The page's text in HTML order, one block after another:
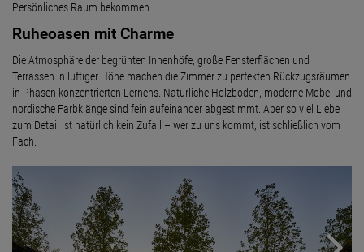
Persönliches Raum bekommen.
Ruheoasen mit Charme
Die Atmosphäre der begrünten Innenhöfe, große Fensterflächen und
Terrassen in luftiger Höhe machen die Zimmer zu perfekten Rückzugsräumen
in Phasen konzentrierten Lernens. Natürliche Holzböden, moderne Möbel und
nordische Farbklänge sind fein aufeinander abgestimmt. Aber so viel Liebe
zum Detail ist natürlich kein Zufall – wer zu uns kommt, ist schließlich vom
Fach.